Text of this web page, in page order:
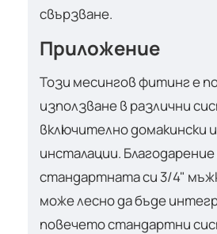
свързване.
Приложение
Този месингов фитинг е
използване в различни
включително домакински
инсталации. Благодарение
стандартната си 3/4"
може лесно да бъде
повечето стандартни